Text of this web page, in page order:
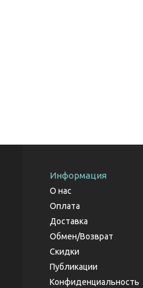
Информация
О нас
Оплата
Доставка
Обмен/Возврат
Скидки
Публикации
Конфиденциальность